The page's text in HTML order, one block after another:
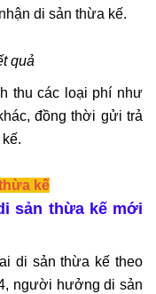
di sản thừa kế.
quả
thu các loại phí như
đồng thời gửi trả
kế
sản thừa kế mới
di sản thừa kế theo
người hưởng di sản